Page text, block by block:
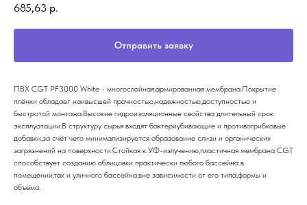
685,63 р.
Отправить заявку
ПВХ CGT PF3000 White - многослойная,армированная мембрана.Покрытие
плёнки обладает наивысшей прочностью,надежностью,доступностью и
быстротой монтажа.Высокие гидроизоляционные свойства длительный срок
эксплуатации.В структуру сырья входят бактериубивающие и противогрибковые
добавки,за счёт чего минимализируется образование слизи и органических
загрязнений на поверхности.Стойкая к УФ-излучению,пластичная мембрана CGT
способствует созданию облицовки практически любого бассейна в
помещении,так и уличного бассейна,вне зависимости от его типа,формы и
объёма.